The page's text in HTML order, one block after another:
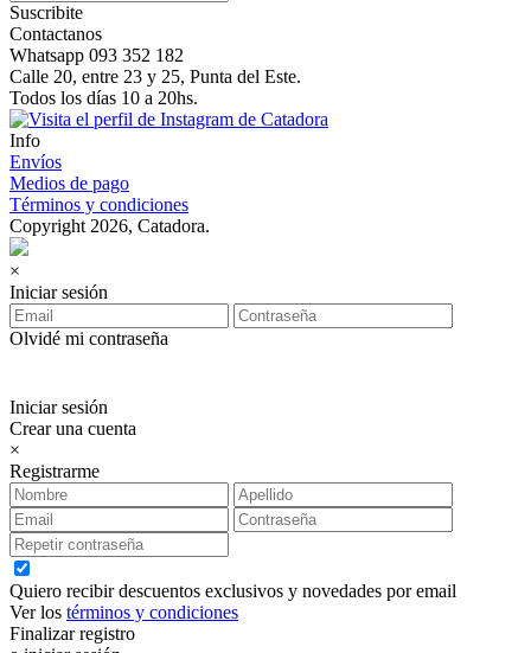
Suscribite
Contactanos
Whatsapp 093 352 182
Calle 20, entre 23 y 25, Punta del Este.
Todos los días 10 a 20hs.
Info
Envíos
Medios de pago
Términos y condiciones
Copyright 2026, Catadora.
×
Iniciar sesión
Olvidé mi contraseña
Iniciar sesión
Crear una cuenta
×
Registrarme
Quiero recibir descuentos exclusivos y novedades por email
Ver los términos y condiciones
Finalizar registro